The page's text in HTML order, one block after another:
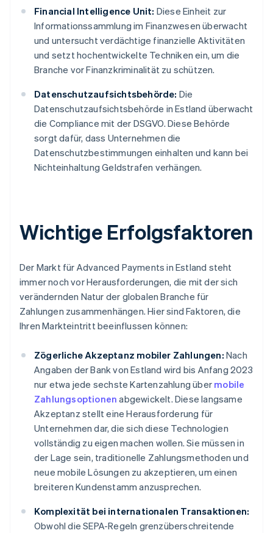
Financial Intelligence Unit: Diese Einheit zur
Informationssammlung im Finanzwesen überwacht
und untersucht verdächtige finanzielle Aktivitäten
und setzt hochentwickelte Techniken ein, um die
Branche vor Finanzkriminalität zu schützen.
Datenschutzaufsichtsbehörde: Die
Datenschutzaufsichtsbehörde in Estland überwacht
die Compliance mit der DSGVO. Diese Behörde
sorgt dafür, dass Unternehmen die
Datenschutzbestimmungen einhalten und kann bei
Nichteinhaltung Geldstrafen verhängen.
Wichtige Erfolgsfaktoren
Der Markt für Advanced Payments in Estland steht
immer noch vor Herausforderungen, die mit der sich
verändernden Natur der globalen Branche für
Zahlungen zusammenhängen. Hier sind Faktoren, die
Ihren Markteintritt beeinflussen können:
Zögerliche Akzeptanz mobiler Zahlungen: Nach
Angaben der Bank von Estland wird bis Anfang 2023
nur etwa jede sechste Kartenzahlung über mobile
Zahlungsoptionen abgewickelt. Diese langsame
Akzeptanz stellt eine Herausforderung für
Unternehmen dar, die sich diese Technologien
vollständig zu eigen machen wollen. Sie müssen in
der Lage sein, traditionelle Zahlungsmethoden und
neue mobile Lösungen zu akzeptieren, um einen
breiteren Kundenstamm anzusprechen.
Komplexität bei internationalen Transaktionen:
Obwohl die SEPA-Regeln grenzüberschreitende